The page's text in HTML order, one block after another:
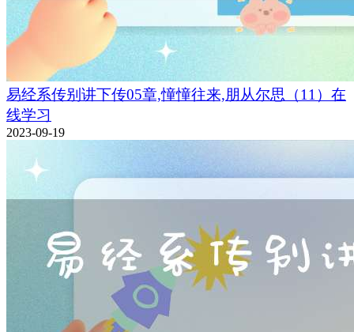
易经系传别讲下传05章,憧憧往来,朋从尔思（11）在
线学习
2023-09-19